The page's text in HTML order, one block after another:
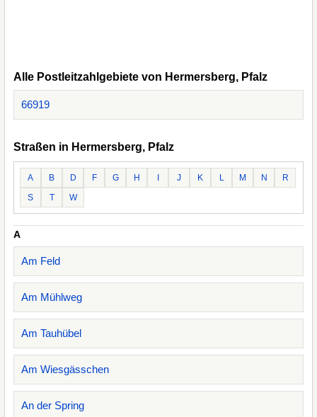
Alle Postleitzahlgebiete von Hermersberg, Pfalz
66919
Straßen in Hermersberg, Pfalz
A B D F G H J K L M N
R
S
T W
A
Am Feld
Am Mühlweg
Am Tauhübel
Am Wiesgässchen
An der Spring